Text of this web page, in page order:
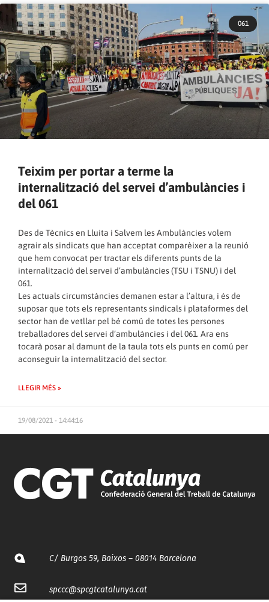
061
Teixim per portar a terme la
internalització del servei d’ambulàncies i
del 061
Des de Tècnics en Lluita i Salvem les Ambulàncies volem
agrair als sindicats que han acceptat comparèixer a la reunió
que hem convocat per tractar els diferents punts de la
internalització del servei d’ambulàncies (TSU i TSNU) i del
061.
Les actuals circumstàncies demanen estar a l’altura, i és de
suposar que tots els representants sindicals i plataformes del
sector han de vetllar pel bé comú de totes les persones
treballadores del servei d’ambulàncies i del 061. Ara ens
tocarà posar al damunt de la taula tots els punts en comú per
aconseguir la internalització del sector.
LLEGIR MÉS »
19/08/2021 - 14:44:16
C/ Burgos 59, Baixos – 08014 Barcelona
spccc@spcgtcatalunya.cat